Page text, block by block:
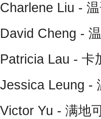
Charlene Liu -
David Cheng -
Patricia Lau -
Jessica Leung -
Victor Yu - 满地